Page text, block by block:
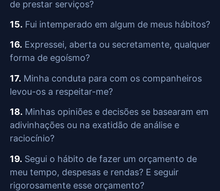
de prestar serviços?
15. Fui intemperado em algum de meus hábitos?
16. Expressei, aberta ou secretamente, qualquer
forma de egoísmo?
17. Minha conduta para com os companheiros
levou-os a respeitar-me?
18. Minhas opiniões e decisões se basearam em
adivinhações ou na exatidão de análise e
raciocínio?
19. Segui o hábito de fazer um orçamento de
meu tempo, despesas e rendas? E seguir
rigorosamente esse orçamento?